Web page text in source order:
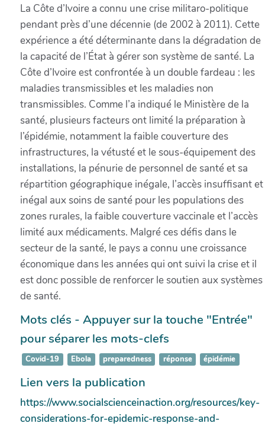
La Côte d’Ivoire a connu une crise militaro-politique
pendant près d’une décennie (de 2002 à 2011). Cette
expérience a été déterminante dans la dégradation de
la capacité de l’État à gérer son système de santé. La
Côte d’Ivoire est confrontée à un double fardeau : les
maladies transmissibles et les maladies non
transmissibles. Comme l’a indiqué le Ministère de la
santé, plusieurs facteurs ont limité la préparation à
l’épidémie, notamment la faible couverture des
infrastructures, la vétusté et le sous-équipement des
installations, la pénurie de personnel de santé et sa
répartition géographique inégale, l’accès insuffisant et
inégal aux soins de santé pour les populations des
zones rurales, la faible couverture vaccinale et l’accès
limité aux médicaments. Malgré ces défis dans le
secteur de la santé, le pays a connu une croissance
économique dans les années qui ont suivi la crise et il
est donc possible de renforcer le soutien aux systèmes
de santé.
Mots clés - Appuyer sur la touche "Entrée"
pour séparer les mots-clefs
Covid-19 Ebola preparedness réponse épidémie
Lien vers la publication
https://www.socialscienceinaction.org/resources/key-
considerations-for-epidemic-response-and-